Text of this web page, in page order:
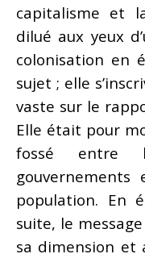
capitalisme et
dilué aux yeux
colonisation en
sujet ; elle
vaste sur le
Elle était pour
fossé entre
population. En
suite, le
sa dimension et